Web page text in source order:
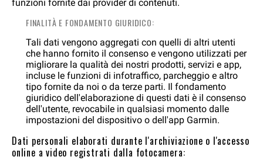
funzioni fornite dai provider di contenuti.
FINALITÀ E FONDAMENTO GIURIDICO:
Tali dati vengono aggregati con quelli di altri utenti
che hanno fornito il consenso e vengono utilizzati per
migliorare la qualità dei nostri prodotti, servizi e app,
incluse le funzioni di infotraffico, parcheggio e altro
tipo fornite da noi o da terze parti. Il fondamento
giuridico dell'elaborazione di questi dati è il consenso
dell'utente, revocabile in qualsiasi momento dalle
impostazioni del dispositivo o dell'app Garmin.
Dati personali elaborati durante l'archiviazione o l'accesso
online a video registrati dalla fotocamera: